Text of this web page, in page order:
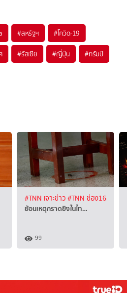
#สหรัฐฯ #โควิด-19
#รัสเซีย #ญี่ปุ่น #ทรัมป์
#TNN เจาะข่าว#TNN ช่อง16
ย้อนเหตุกราดยิงในไท…
99